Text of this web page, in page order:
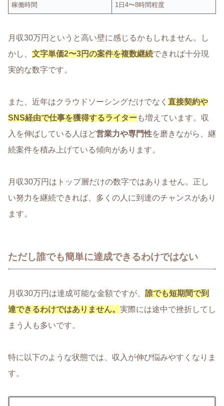
稼働時間 1日4〜8時間程度
月収30万円というと高い壁に感じるかもしれません。し
かし、 文字単価2〜3円の案件を複数継続できれば十分現
実的な数字です。
また、近年はクラウドソーシングだけでなく 直接契約や
SNS経由で仕事を獲得するライターも増えています。収
入を伸ばしている人ほど営業力や専門性を磨きながら、継
続案件を積み上げている傾向があります。
月収30万円はトップ層だけの数字ではありません。正し
い努力を継続できれば、多くの人に到達のチャンスがあり
ます。
ただし誰でも簡単に達成できるわけではない
月収30万円は達成可能な金額ですが、 誰でも短期間で到
達できるわけではありません。 実際には途中で挫折してし
まう人も多いです。
特に以下のような状態では、収入が伸び悩みやすくなりま
す。